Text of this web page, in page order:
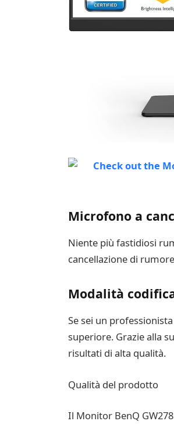
Microfono a
Niente più fastidiosi
cancellazione di
Modalità
Se sei un
superiore. Grazie alla
risultati di alta qualità.
Qualità del prodotto
Il Monitor BenQ